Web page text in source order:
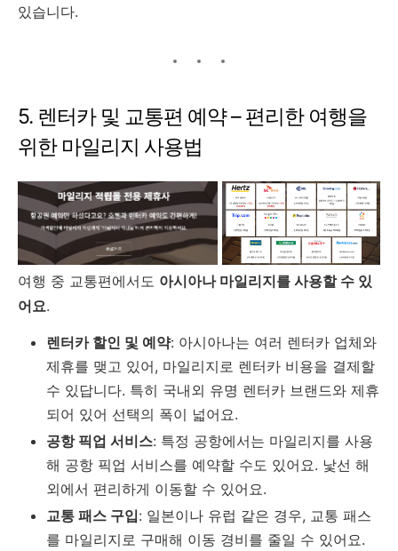
있습니다.
5. 렌터카 및 교통편 예약 – 편리한 여행을
위한 마일리지 사용법
여행 중 교통편에서도 아시아나 마일리지를 사용할 수 있
어요.
렌터카 할인 및 예약: 아시아나는 여러 렌터카 업체와
제휴를 맺고 있어, 마일리지로 렌터카 비용을 결제할
수 있답니다. 특히 국내외 유명 렌터카 브랜드와 제휴
되어 있어 선택의 폭이 넓어요.
공항 픽업 서비스: 특정 공항에서는 마일리지를 사용
해 공항 픽업 서비스를 예약할 수도 있어요. 낯선 해
외에서 편리하게 이동할 수 있어요.
교통 패스 구입: 일본이나 유럽 같은 경우, 교통 패스
를 마일리지로 구매해 이동 경비를 줄일 수 있어요.